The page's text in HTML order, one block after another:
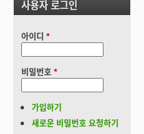
사용자 로그인
아이디 *
비밀번호*
가입하기
새로운 비밀번호 요청하기